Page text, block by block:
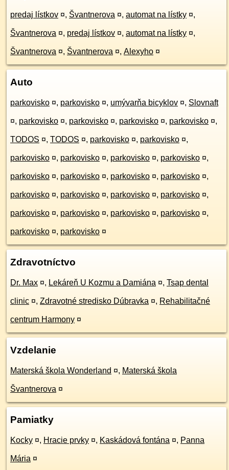
predaj lístkov ¤, Švantnerova ¤, automat na lístky ¤,
Švantnerova ¤, predaj lístkov ¤, automat na lístky ¤,
Švantnerova ¤, Švantnerova ¤, Alexyho ¤
Auto
parkovisko ¤, parkovisko ¤, umývarňa bicyklov ¤, Slovnaft
¤, parkovisko ¤, parkovisko ¤, parkovisko ¤, parkovisko ¤,
TODOS ¤, TODOS ¤, parkovisko ¤, parkovisko ¤,
parkovisko ¤, parkovisko ¤, parkovisko ¤, parkovisko ¤,
parkovisko ¤, parkovisko ¤, parkovisko ¤, parkovisko ¤,
parkovisko ¤, parkovisko ¤, parkovisko ¤, parkovisko ¤,
parkovisko ¤, parkovisko ¤, parkovisko ¤, parkovisko ¤,
parkovisko ¤, parkovisko ¤
Zdravotníctvo
Dr. Max ¤, Lekáreň U Kozmu a Damiána ¤, Tsap dental
clinic ¤, Zdravotné stredisko Dúbravka ¤, Rehabilitačné
centrum Harmony ¤
Vzdelanie
Materská škola Wonderland ¤, Materská škola
Švantnerova ¤
Pamiatky
Kocky ¤, Hracie prvky ¤, Kaskádová fontána ¤, Panna
Mária ¤